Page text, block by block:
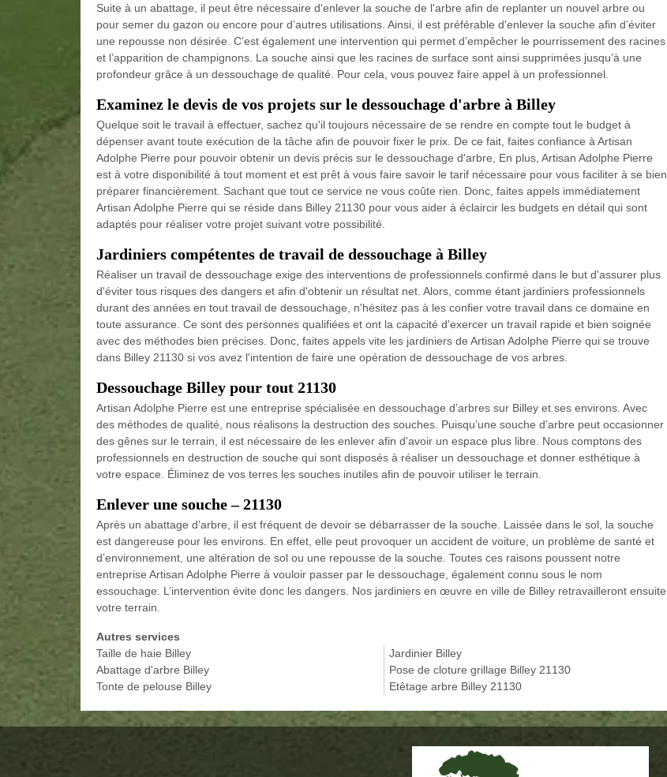
Suite à un abattage, il peut être nécessaire d'enlever la souche de l'arbre afin de replanter un nouvel arbre ou
pour semer du gazon ou encore pour d’autres utilisations. Ainsi, il est préférable d'enlever la souche afin d’éviter
une repousse non désirée. C’est également une intervention qui permet d’empêcher le pourrissement des racines
et l’apparition de champignons. La souche ainsi que les racines de surface sont ainsi supprimées jusqu’à une
profondeur grâce à un dessouchage de qualité. Pour cela, vous pouvez faire appel à un professionnel.
Examinez le devis de vos projets sur le dessouchage d'arbre à Billey
Quelque soit le travail à effectuer, sachez qu'il toujours nécessaire de se rendre en compte tout le budget à
dépenser avant toute exécution de la tâche afin de pouvoir fixer le prix. De ce fait, faites confiance à Artisan
Adolphe Pierre pour pouvoir obtenir un devis précis sur le dessouchage d'arbre, En plus, Artisan Adolphe Pierre
est à votre disponibilité à tout moment et est prêt à vous faire savoir le tarif nécessaire pour vous faciliter à se bien
préparer financièrement. Sachant que tout ce service ne vous coûte rien. Donc, faites appels immédiatement
Artisan Adolphe Pierre qui se réside dans Billey 21130 pour vous aider à éclaircir les budgets en détail qui sont
adaptés pour réaliser votre projet suivant votre possibilité.
Jardiniers compétentes de travail de dessouchage à Billey
Réaliser un travail de dessouchage exige des interventions de professionnels confirmé dans le but d'assurer plus
d'éviter tous risques des dangers et afin d'obtenir un résultat net. Alors, comme étant jardiniers professionnels
durant des années en tout travail de dessouchage, n'hésitez pas à les confier votre travail dans ce domaine en
toute assurance. Ce sont des personnes qualifiées et ont la capacité d'exercer un travail rapide et bien soignée
avec des méthodes bien précises. Donc, faites appels vite les jardiniers de Artisan Adolphe Pierre qui se trouve
dans Billey 21130 si vos avez l'intention de faire une opération de dessouchage de vos arbres.
Dessouchage Billey pour tout 21130
Artisan Adolphe Pierre est une entreprise spécialisée en dessouchage d’arbres sur Billey et ses environs. Avec
des méthodes de qualité, nous réalisons la destruction des souches. Puisqu’une souche d’arbre peut occasionner
des gênes sur le terrain, il est nécessaire de les enlever afin d'avoir un espace plus libre. Nous comptons des
professionnels en destruction de souche qui sont disposés à réaliser un dessouchage et donner esthétique à
votre espace. Éliminez de vos terres les souches inutiles afin de pouvoir utiliser le terrain.
Enlever une souche – 21130
Après un abattage d’arbre, il est fréquent de devoir se débarrasser de la souche. Laissée dans le sol, la souche
est dangereuse pour les environs. En effet, elle peut provoquer un accident de voiture, un problème de santé et
d’environnement, une altération de sol ou une repousse de la souche. Toutes ces raisons poussent notre
entreprise Artisan Adolphe Pierre à vouloir passer par le dessouchage, également connu sous le nom
essouchage. L’intervention évite donc les dangers. Nos jardiniers en œuvre en ville de Billey retravailleront ensuite
votre terrain.
Autres services
Taille de haie Billey
Abattage d'arbre Billey
Tonte de pelouse Billey
Jardinier Billey
Pose de cloture grillage Billey 21130
Etêtage arbre Billey 21130